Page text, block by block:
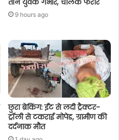
तीन युवक गंभीर, चालक फरार
9 hours ago
छुरा ब्रेकिंग: ईंट से लदी ट्रैक्टर-
ट्रॉली से टकराई मोपेड, ग्रामीण की
दर्दनाक मौत